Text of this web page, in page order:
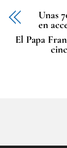
Unas
en
El Papa